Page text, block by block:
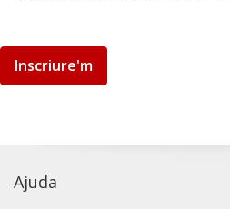
Inscriure'm
Ajuda